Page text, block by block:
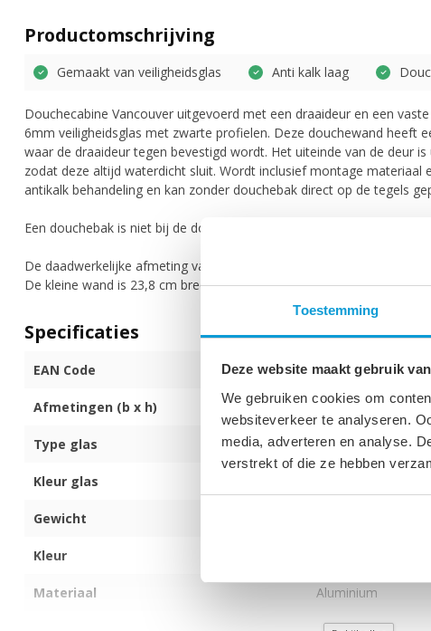
Toestemming
Deze website maakt gebruik
We gebruiken cookies om
websiteverkeer te analyseren.
media, adverteren en analyse.
verstrekt of die ze hebben
Productomschrijving
Gemaakt van veiligheidsglas Anti kalk laag
Douchecabine Vancouver uitgevoerd met een draaideur en een
6mm veiligheidsglas met zwarte profielen. Deze douchewand heeft
waar de draaideur tegen bevestigd wordt. Het uiteinde van de deur
zodat deze altijd waterdicht sluit. Wordt inclusief montage materiaal
antikalk behandeling en kan zonder douchebak direct op de tegels
Een douchebak is niet bij de douchecabine inbegrepen.
De daadwerkelijke afmeting van de douchewand inclusief profiel is
De kleine wand is 23,8 cm breed, de deur 58 cm.
Specificaties
EAN Code 8720171704881
Afmetingen (b x h) 90 x 90 x 190 cm
Type glas 6mm dik
Kleur glas
Gewicht
Kleur
Materiaal Aluminium